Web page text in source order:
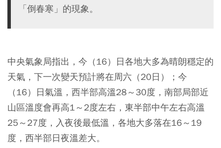
「倒春寒」的現象。
中央氣象局指出，今（16）日各地大多為晴朗穩定的
天氣，下一次變天預計將在周六（20日）；今
（16）日氣溫，西半部高溫28～30度，南部局部近
山區溫度會再高1～2度左右，東半部中午左右高溫
25～27度，入夜後最低溫，各地大多落在16～19
度，西半部日夜溫差大。